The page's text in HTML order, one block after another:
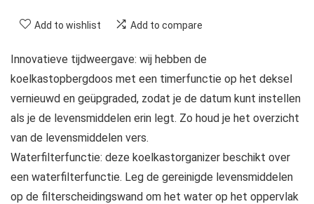
Add to wishlist Add to compare
Innovatieve tijdweergave: wij hebben de
koelkastopbergdoos met een timerfunctie op het deksel
vernieuwd en geüpgraded, zodat je de datum kunt instellen
als je de levensmiddelen erin legt. Zo houd je het overzicht
van de levensmiddelen vers.
Waterfilterfunctie: deze koelkastorganizer beschikt over
een waterfilterfunctie. Leg de gereinigde levensmiddelen
op de filterscheidingswand om het water op het oppervlak